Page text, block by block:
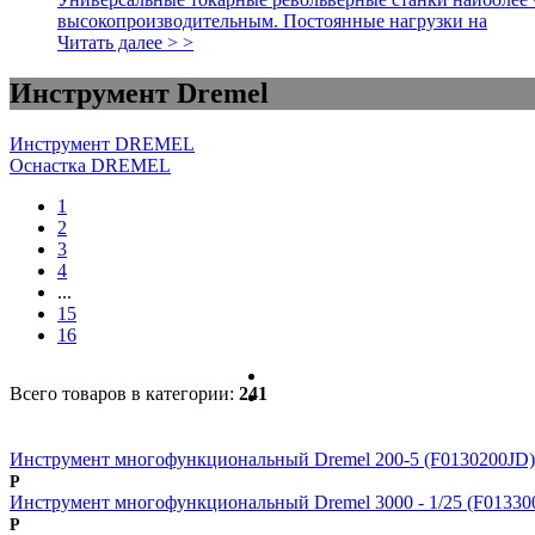
высокопроизводительным. Постоянные нагрузки на
Читать далее > >
Инструмент Dremel
Инструмент DREMEL
Оснастка DREMEL
1
2
3
4
...
15
16
Всего товаров в категории: 241
Инструмент многофункциональный Dremel 200-5 (F0130200JD)
Р
Инструмент многофункциональный Dremel 3000 - 1/25
Р